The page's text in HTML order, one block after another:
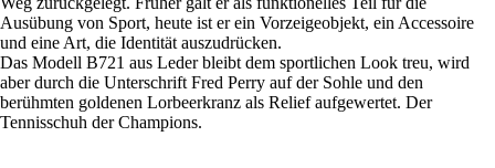
Ausübung von Sport, heute ist er ein Vorzeigeobjekt, ein Accessoire
und eine Art, die Identität auszudrücken.
Das Modell B721 aus Leder bleibt dem sportlichen Look treu, wird
aber durch die Unterschrift Fred Perry auf der Sohle und den
berühmten goldenen Lorbeerkranz als Relief aufgewertet. Der
Tennisschuh der Champions.